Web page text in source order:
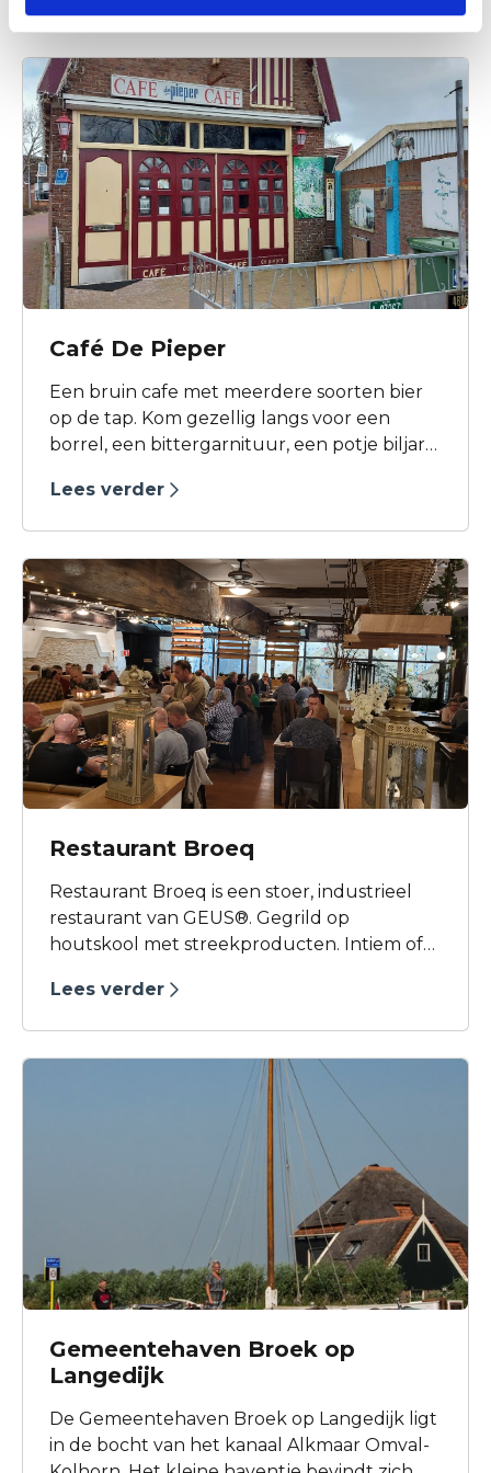
Café De Pieper
Een bruin cafe met meerdere soorten bier
op de tap. Kom gezellig langs voor een
borrel, een bittergarnituur, een potje biljart.
feestje. Borrelen met een hapje, een buffet,
Lees verder
Restaurant Broeq
Restaurant Broeq is een stoer, industrieel
restaurant van GEUS®. Gegrild op
houtskool met streekproducten. Intiem of
gezellig uitje.
Lees verder
Gemeentehaven Broek op
Langedijk
De Gemeentehaven Broek op Langedijk ligt
in de bocht van het kanaal Alkmaar Omval-